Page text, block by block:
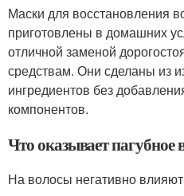
Маски для восстановления
приготовлены в домашних
отличной заменой
средствам. Они сделаны из
ингредиентов без
компонентов.
Что оказывает пагубное
На волосы негативно